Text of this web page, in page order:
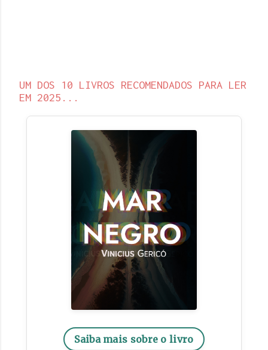
UM DOS 10 LIVROS RECOMENDADOS PARA LER
EM 2025...
Saiba mais sobre o livro